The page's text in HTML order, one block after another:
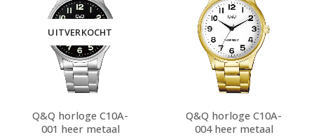
UITVERKOCHT
Q&Q horloge C10A-
001 heer metaal
Q&Q horloge C10A-
004 heer metaal